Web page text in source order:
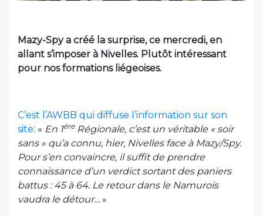
Mazy-Spy a créé la surprise, ce mercredi, en
allant s’imposer à Nivelles. Plutôt intéressant
pour nos formations liégeoises.
C’est l’AWBB qui diffuse l’information sur son
site: « En 1èreRégionale, c’est un véritable « soir
sans » qu’a connu, hier, Nivelles face à Mazy/Spy.
Pour s’en convaincre, il suffit de prendre
connaissance d’un verdict sortant des paniers
battus : 45 à 64. Le retour dans le Namurois
vaudra le détour… »